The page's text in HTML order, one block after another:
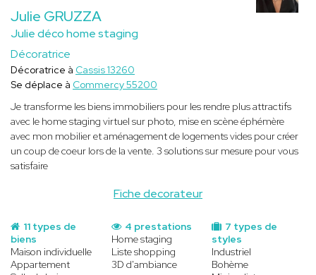
Julie GRUZZA
Julie déco home staging
Décoratrice
Fiche decorateur
Décoratrice à Cassis 13260
Se déplace à Commercy 55200
Je transforme les biens immobiliers pour les rendre plus attractifs
avec le home staging virtuel sur photo, mise en scène éphémère
avec mon mobilier et aménagement de logements vides pour créer
un coup de coeur lors de la vente. 3 solutions sur mesure pour vous
satisfaire
11 types de
biens
Maison individuelle
Appartement
7 types de
styles
Industriel
Bohème
4 prestations
Home staging
Liste shopping
3D d'ambiance